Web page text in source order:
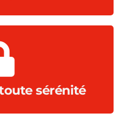
sérénité
sans franchise,
et vitres incluse.